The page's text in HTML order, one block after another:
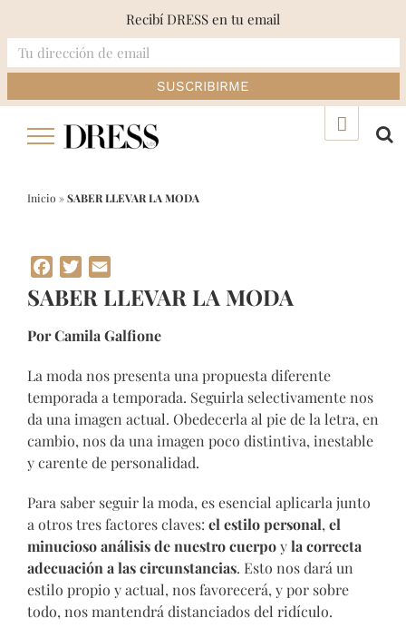
Inicio »SABER LLEVAR LA MODA
Facebook
Twitter
SABER LLEVAR LA MODA
Por Camila Galfione
La moda nos presenta una propuesta diferente
temporada a temporada. Seguirla selectivamente nos
da una imagen actual. Obedecerla al pie de la letra, en
cambio, nos da una imagen poco distintiva, inestable
y carente de personalidad.
Para saber seguir la moda, es esencial aplicarla junto
a otros tres factores claves: el estilo personal, el
minucioso análisis de nuestro cuerpoyla correcta
adecuación a las circunstancias. Esto nos dará un
estilo propio y actual, nos favorecerá, y por sobre
todo, nos mantendrá distanciados del ridículo.
Recibí DRESS en tu email